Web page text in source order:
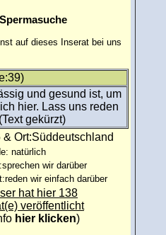
auf dieses Inserat bei uns
und gesund ist, um
hier. Lass uns reden
gekürzt)
& Ort:Süddeutschland
natürlich
wir darüber
wir einfach darüber
hat hier 138
veröffentlicht
hier klicken)